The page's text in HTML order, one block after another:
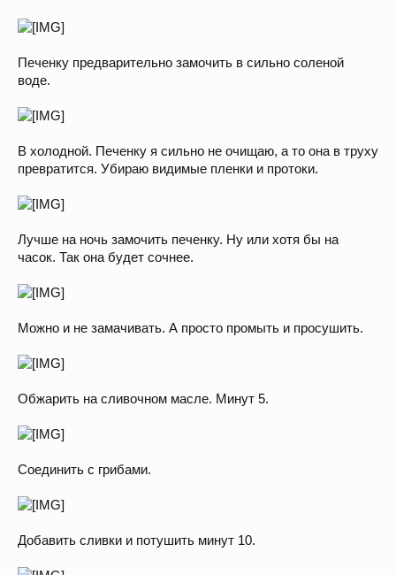
Печенку предварительно замочить в сильно соленой
воде.
В холодной. Печенку я сильно не очищаю, а то она в труху
превратится. Убираю видимые пленки и протоки.
Лучше на ночь замочить печенку. Ну или хотя бы на
часок. Так она будет сочнее.
Можно и не замачивать. А просто промыть и просушить.
Обжарить на сливочном масле. Минут 5.
Соединить с грибами.
Добавить сливки и потушить минут 10.